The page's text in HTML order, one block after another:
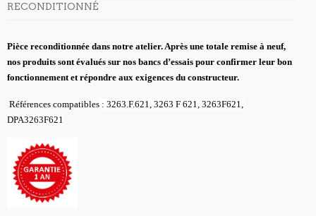
RECONDITIONNÉ
Pièce reconditionnée dans notre atelier. Après une totale remise à neuf,
nos produits sont évalués sur nos bancs d’essais pour confirmer leur bon
fonctionnement et répondre aux exigences du constructeur.
Références compatibles : 3263.F.621, 3263 F 621, 3263F621,
DPA3263F621